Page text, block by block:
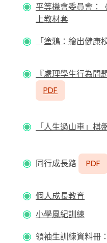
平等機會委員會：
上教材套
「塗鴉：繪出健康
『處理學生行為問
PDF
「人生過山車」棋
同行成長路 PDF
個人成長教育
小學風紀訓練
領袖生訓練資料冊：